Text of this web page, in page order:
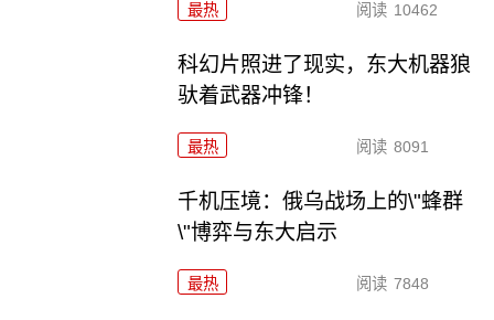
最热 阅读 10462
科幻片照进了现实，东大机器狼
驮着武器冲锋！
最热 阅读 8091
千机压境：俄乌战场上的\"蜂群
\"博弈与东大启示
最热 阅读 7848